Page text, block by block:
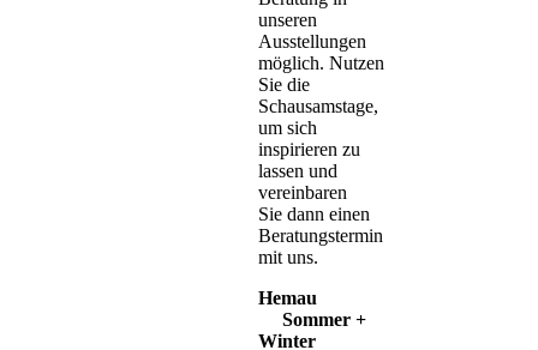
unseren
Ausstellungen
möglich. Nutzen
Sie die
Schausamstage,
um sich
inspirieren zu
lassen und
vereinbaren
Sie dann einen
Beratungstermin
mit uns.
Hemau
Sommer +
Winter